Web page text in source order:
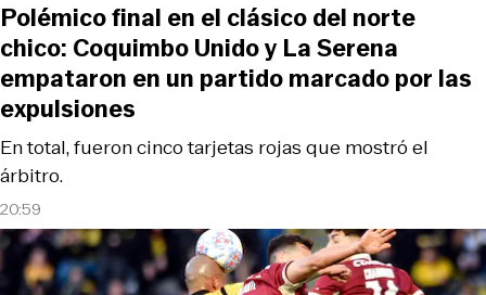
20:59
En total, fueron cinco tarjetas rojas que mostró el
árbitro.
Polémico final en el clásico del norte
chico: Coquimbo Unido y La Serena
empataron en un partido marcado por las
expulsiones